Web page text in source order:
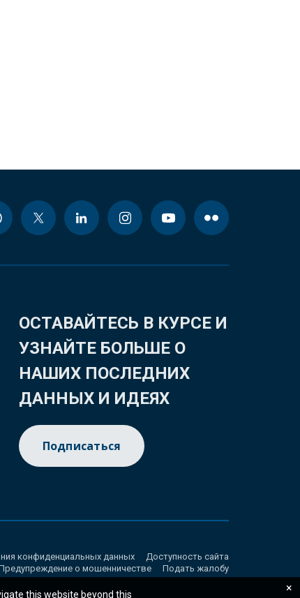
ОСТАВАЙТЕСЬ В КУРСЕ И
УЗНАЙТЕ БОЛЬШЕ О
НАШИХ ПОСЛЕДНИХ
ДАННЫХ И ИДЕЯХ
Подписаться
конфиденциальных данных
Доступность сайта
о мошенничестве Подать жалобу
this website beyond this ×